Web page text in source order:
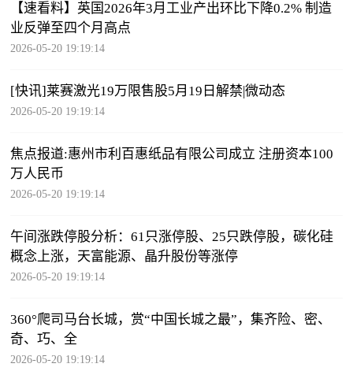
【速看料】英国2026年3月工业产出环比下降0.2% 制造
业反弹至四个月高点
2026-05-20 19:19:14
[快讯]莱赛激光19万限售股5月19日解禁|微动态
2026-05-20 19:19:14
焦点报道:惠州市利百惠纸品有限公司成立 注册资本100
万人民币
2026-05-20 19:19:14
午间涨跌停股分析：61只涨停股、25只跌停股，碳化硅
概念上涨，天富能源、晶升股份等涨停
2026-05-20 19:19:14
360°爬司马台长城，赏“中国长城之最”，集齐险、密、
奇、巧、全
2026-05-20 19:19:14